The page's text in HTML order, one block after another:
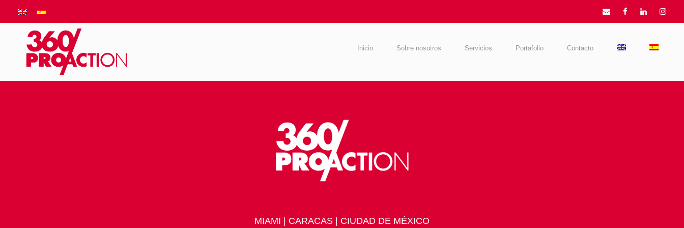
Inicio Sobre nosotros Servicios Portafolio Contacto
MIAMI | CARACAS | CIUDAD DE MÉXICO